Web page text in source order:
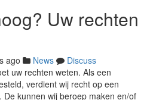
Uw rechten
ago News
Discuss
uw rechten weten. Als een
verdient wij recht op een
kunnen wij beroep maken en/of